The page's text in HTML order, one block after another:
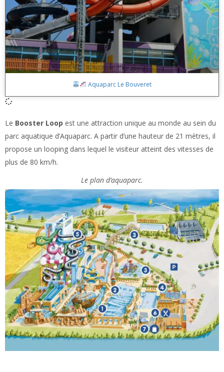
Aquaparc Le Bouveret
Le Booster Loop est une attraction unique au monde au sein du
parc aquatique d’Aquaparc. A partir d’une hauteur de 21 mètres, il
propose un looping dans lequel le visiteur atteint des vitesses de
plus de 80 km/h.
Le plan d’aquaparc.